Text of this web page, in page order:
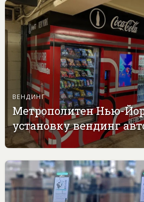
ВЕНДИНГ
Метрополитен Нью-
установку вендинг